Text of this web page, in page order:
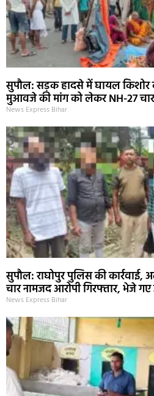
सुपौल: सड़क हादसे में घायल किशोर
मुआवजे की मांग को लेकर NH-27
News Express Bihar
सुपौल: राघोपुर पुलिस की
चार नामजद आरोपी गिरफ्तार, भेजे
News Express Bihar